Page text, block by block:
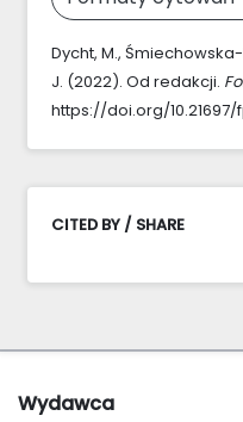
Dycht, M.,
J. (2022). Od redakcji.
https://doi.org/10.21697/
CITED BY / SHARE
Wydawca